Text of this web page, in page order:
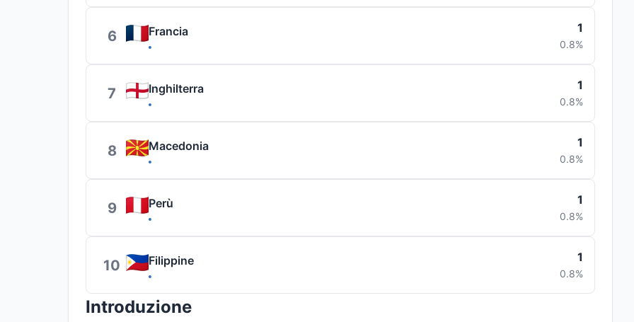
6 Francia 1
0.8%
7 Inghilterra 1
0.8%
8 Macedonia 1
0.8%
9 Perù 1
0.8%
10 Filippine 1
0.8%
Introduzione